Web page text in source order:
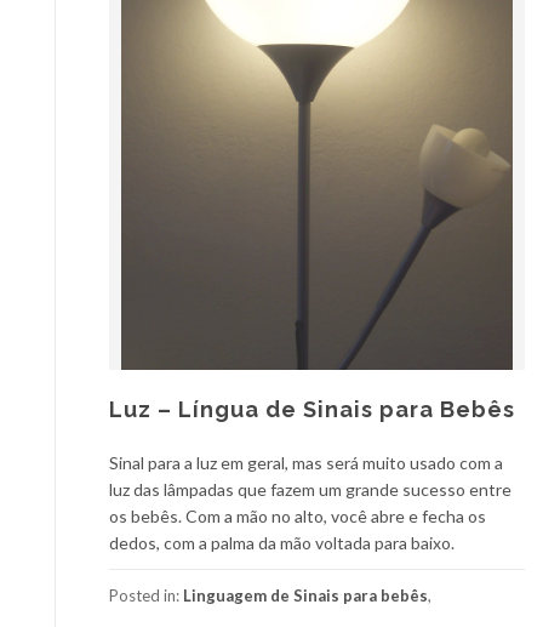
Luz – Língua de Sinais para Bebês
Sinal para a luz em geral, mas será muito usado com a
luz das lâmpadas que fazem um grande sucesso entre
os bebês. Com a mão no alto, você abre e fecha os
dedos, com a palma da mão voltada para baixo.
Posted in: Linguagem de Sinais para bebês,